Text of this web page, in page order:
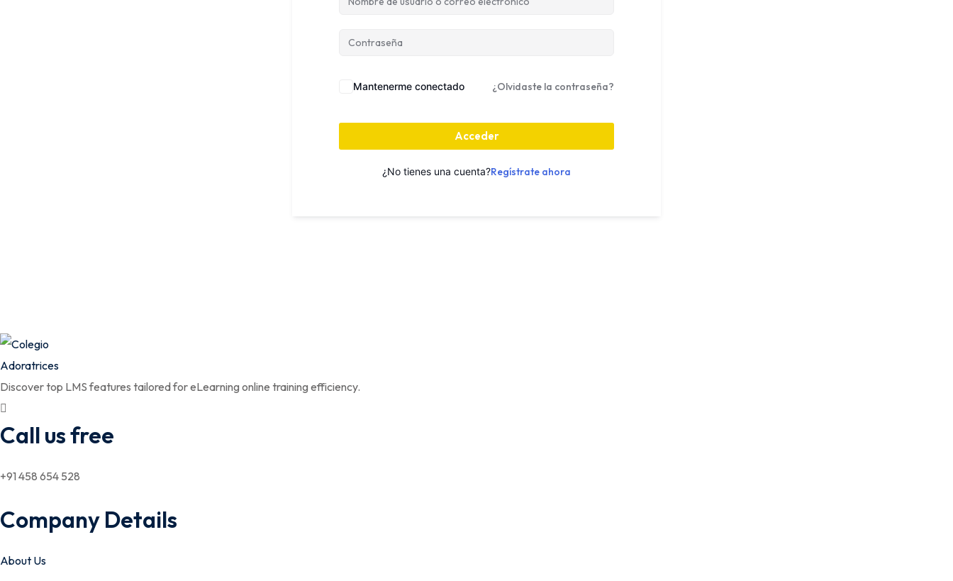
Mantenerme conectado ¿Olvidaste la contraseña?
Acceder
¿No tienes una cuenta?Regístrate ahora
Discover top LMS features tailored for eLearning online training efficiency.
Call us free
+91 458 654 528
Company Details
About Us